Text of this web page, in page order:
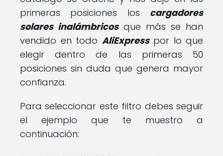
primeras posiciones los cargadores
solares inalámbricosque más se han
vendido en todo AliExpresspor lo que
elegir dentro de las primeras 50
posiciones sin duda que genera mayor
confianza.
Para seleccionar este filtro debes seguir
el ejemplo que te muestro a
continuación: